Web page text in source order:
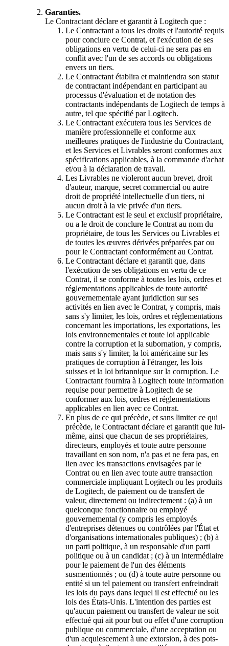
Garanties.
Le Contractant déclare et garantit à Logitech que :
Le Contractant a tous les droits et l'autorité requis
pour conclure ce Contrat, et l'exécution de ses
obligations en vertu de celui-ci ne sera pas en
conflit avec l'un de ses accords ou obligations
envers un tiers.
Le Contractant établira et maintiendra son statut
de contractant indépendant en participant au
processus d'évaluation et de notation des
contractants indépendants de Logitech de temps à
autre, tel que spécifié par Logitech.
Le Contractant exécutera tous les Services de
manière professionnelle et conforme aux
meilleures pratiques de l'industrie du Contractant,
et les Services et Livrables seront conformes aux
spécifications applicables, à la commande d'achat
et/ou à la déclaration de travail.
Les Livrables ne violeront aucun brevet, droit
d'auteur, marque, secret commercial ou autre
droit de propriété intellectuelle d'un tiers, ni
aucun droit à la vie privée d'un tiers.
Le Contractant est le seul et exclusif propriétaire,
ou a le droit de conclure le Contrat au nom du
propriétaire, de tous les Services ou Livrables et
de toutes les œuvres dérivées préparées par ou
pour le Contractant conformément au Contrat.
Le Contractant déclare et garantit que, dans
l'exécution de ses obligations en vertu de ce
Contrat, il se conforme à toutes les lois, ordres et
réglementations applicables de toute autorité
gouvernementale ayant juridiction sur ses
activités en lien avec le Contrat, y compris, mais
sans s'y limiter, les lois, ordres et réglementations
concernant les importations, les exportations, les
lois environnementales et toute loi applicable
contre la corruption et la subornation, y compris,
mais sans s'y limiter, la loi américaine sur les
pratiques de corruption à l'étranger, les lois
suisses et la loi britannique sur la corruption. Le
Contractant fournira à Logitech toute information
requise pour permettre à Logitech de se
conformer aux lois, ordres et réglementations
applicables en lien avec ce Contrat.
En plus de ce qui précède, et sans limiter ce qui
précède, le Contractant déclare et garantit que lui-
même, ainsi que chacun de ses propriétaires,
directeurs, employés et toute autre personne
travaillant en son nom, n'a pas et ne fera pas, en
lien avec les transactions envisagées par le
Contrat ou en lien avec toute autre transaction
commerciale impliquant Logitech ou les produits
de Logitech, de paiement ou de transfert de
valeur, directement ou indirectement : (a) à un
quelconque fonctionnaire ou employé
gouvernemental (y compris les employés
d'entreprises détenues ou contrôlées par l'État et
d'organisations internationales publiques) ; (b) à
un parti politique, à un responsable d'un parti
politique ou à un candidat ; (c) à un intermédiaire
pour le paiement de l'un des éléments
susmentionnés ; ou (d) à toute autre personne ou
entité si un tel paiement ou transfert enfreindrait
les lois du pays dans lequel il est effectué ou les
lois des États-Unis. L'intention des parties est
qu'aucun paiement ou transfert de valeur ne soit
effectué qui ait pour but ou effet d'une corruption
publique ou commerciale, d'une acceptation ou
d'un acquiescement à une extorsion, à des pots-